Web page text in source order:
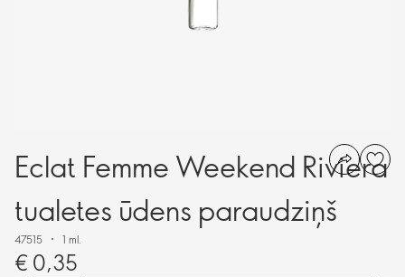
Eclat Femme Weekend Riviera
tualetes ūdens paraudziņš
47515 1 ml.
€ 0,35